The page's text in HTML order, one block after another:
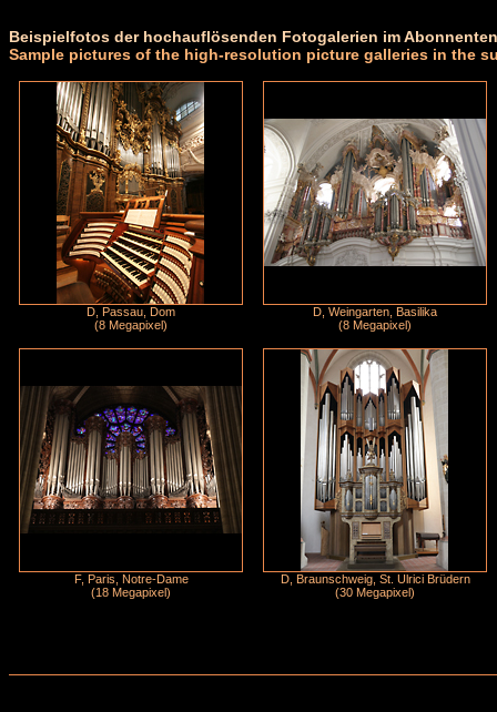
Beispielfotos der hochauflösenden Fotogalerien im
Sample pictures of the high-resolution picture galleries in the
D, Passau, Dom
(8 Megapixel)
D, Weingarten, Basilika
(8 Megapixel)
F, Paris, Notre-Dame
(18 Megapixel)
D, Braunschweig, St. Ulrici Brüdern
(30 Megapixel)